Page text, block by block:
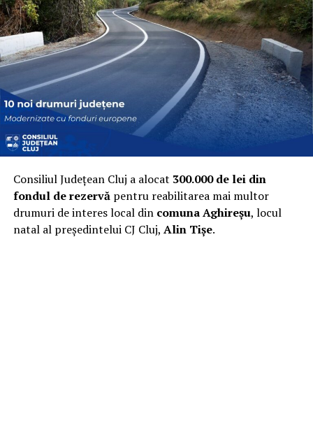
Consiliul Județean Cluj a alocat 300.000 de lei din
fondul de rezervăpentru reabilitarea mai multor
drumuri de interes local din comuna Aghireșu, locul
natal al președintelui CJ Cluj, Alin Tișe.